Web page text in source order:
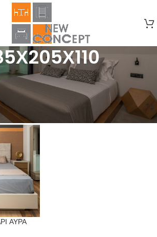
/185Χ205Χ110
αποτελέσματος
ΑΥΡΑ